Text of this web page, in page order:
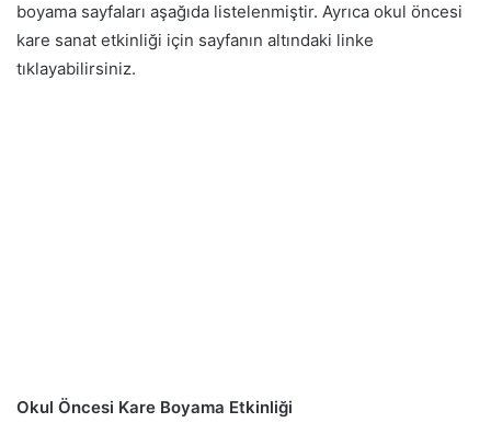
boyama sayfaları aşağıda listelenmiştir. Ayrıca okul öncesi
kare sanat etkinliği için sayfanın altındaki linke
tıklayabilirsiniz.
Okul Öncesi Kare Boyama Etkinliği